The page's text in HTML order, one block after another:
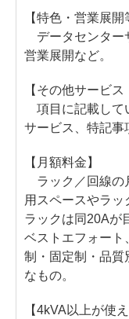
【特色・営業展開
データセンター
営業展開など。
【その他サービス
項目に記載して
サービス、特記事
【月額料金】
ラック／回線の
用スペースやラ
ラックは同20Aが
ベストエフォート
制・固定制・品質
なもの。
【4kVA以上が使